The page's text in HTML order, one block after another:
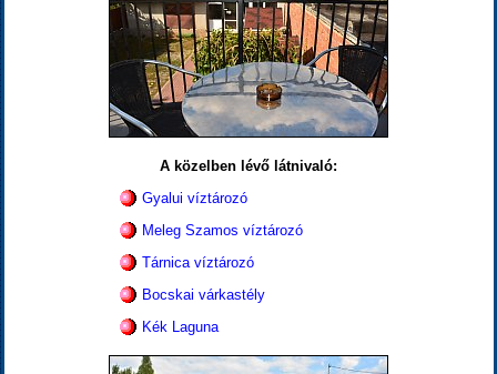
A közelben lévő látnivaló:
Gyalui víztározó
Meleg Szamos víztározó
Tárnica víztározó
Bocskai várkastély
Kék Laguna